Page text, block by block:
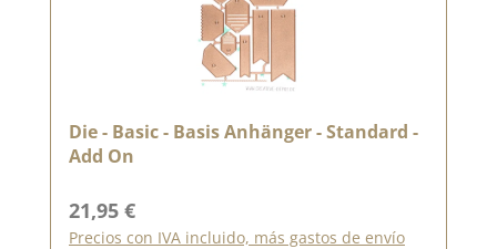
Die - Basic - Basis Anhänger - Standard -
Add On
Precio normal:
21,95 €
Precios con IVA incluido, más gastos de envío